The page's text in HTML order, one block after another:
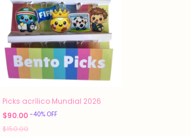
Picks acrílico Mundial 2026
$90.00 -40% OFF
$150.00